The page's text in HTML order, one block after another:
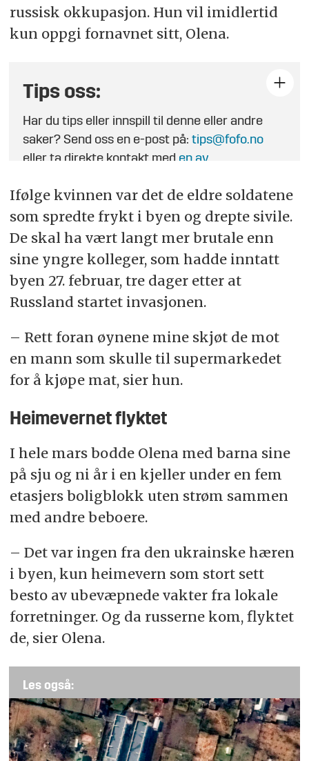
russisk okkupasjon. Hun vil imidlertid
kun oppgi fornavnet sitt, Olena.
Tips oss:
Har du tips eller innspill til denne eller andre
saker? Send oss en e-post på:tips@fofo.no
eller ta direkte kontakt med en av
Ifølge kvinnen var det de eldre soldatene
som spredte frykt i byen og drepte sivile.
De skal ha vært langt mer brutale enn
sine yngre kolleger, som hadde inntatt
byen 27. februar, tre dager etter at
Russland startet invasjonen.
– Rett foran øynene mine skjøt de mot
en mann som skulle til supermarkedet
for å kjøpe mat, sier hun.
Heimevernet flyktet
I hele mars bodde Olena med barna sine
på sju og ni år i en kjeller under en fem
etasjers boligblokk uten strøm sammen
med andre beboere.
– Det var ingen fra den ukrainske hæren
i byen, kun heimevern som stort sett
besto av ubevæpnede vakter fra lokale
forretninger. Og da russerne kom, flyktet
de, sier Olena.
Les også: